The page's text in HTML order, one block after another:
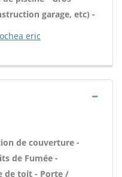
garage, etc) -
eric
de couverture -
de Fumée -
de toit - Porte /